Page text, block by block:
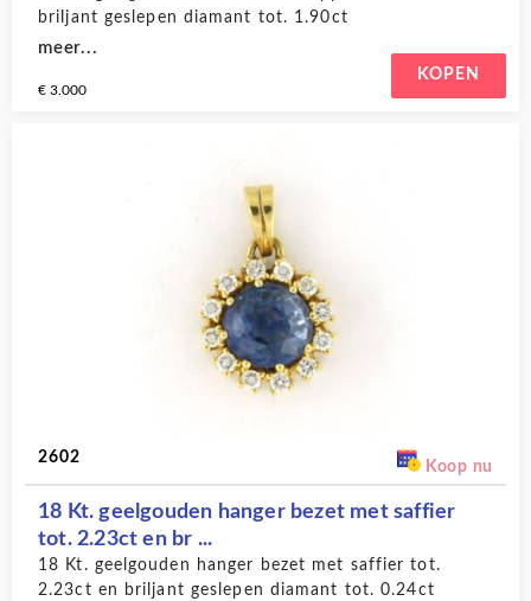
briljant geslepen diamant tot. 1.90ct
meer...
€ 3.000
KOPEN
2602
Koop nu
18 Kt. geelgouden hanger bezet met saffier
tot. 2.23ct en br ...
18 Kt. geelgouden hanger bezet met saffier tot.
2.23ct en briljant geslepen diamant tot. 0.24ct